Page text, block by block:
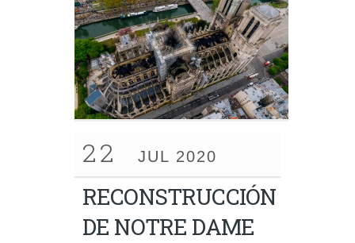
22 JUL 2020
RECONSTRUCCIÓN
DE NOTRE DAME